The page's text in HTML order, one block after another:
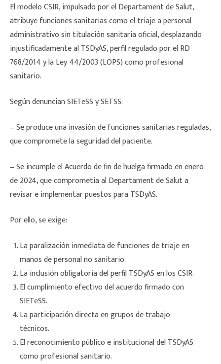
El modelo CSIR, impulsado por el Departament de Salut,
atribuye funciones sanitarias como el triaje a personal
administrativo sin titulación sanitaria oficial, desplazando
injustificadamente al TSDyAS, perfil regulado por el RD
768/2014 y la Ley 44/2003 (LOPS) como profesional
sanitario.
Según denuncian SIETeSS y SETSS:
– Se produce una invasión de funciones sanitarias reguladas,
que compromete la seguridad del paciente.
– Se incumple el Acuerdo de fin de huelga firmado en enero
de 2024, que comprometía al Departament de Salut a
revisar e implementar puestos para TSDyAS.
Por ello, se exige:
La paralización inmediata de funciones de triaje en
manos de personal no sanitario.
La inclusión obligatoria del perfil TSDyAS en los CSIR.
El cumplimiento efectivo del acuerdo firmado con
SIETeSS.
La participación directa en grupos de trabajo
técnicos.
El reconocimiento público e institucional del TSDyAS
como profesional sanitario.